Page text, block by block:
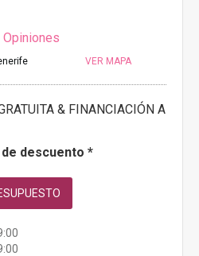
Opiniones
VER MAPA
& FINANCIACIÓN A
de descuento *